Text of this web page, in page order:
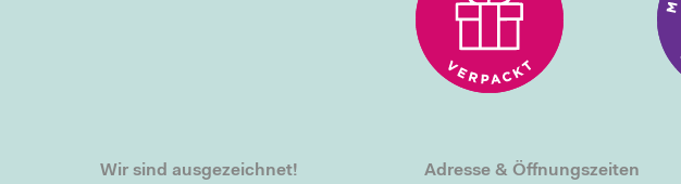
Wir sind ausgezeichnet! Adresse & Öffnungszeiten